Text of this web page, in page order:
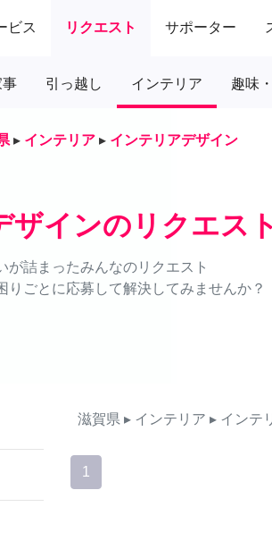
ビス リクエスト サポーター
引っ越し インテリア 趣味
▸ インテリア ▸ インテリアデザイン
ザインのリクエスト
が詰まったみんなのリクエスト
りごとに応募して解決してみませんか？
滋賀県 ▸ インテリア ▸ インテ
1